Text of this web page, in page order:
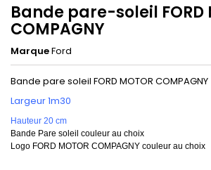
Bande pare-soleil FORD
COMPAGNY
MarqueFord
Bande pare soleil FORD MOTOR COMPAGNY
Largeur 1m30
Hauteur 20 cm
Bande Pare soleil couleur au choix
Logo FORD MOTOR COMPAGNY couleur au choix